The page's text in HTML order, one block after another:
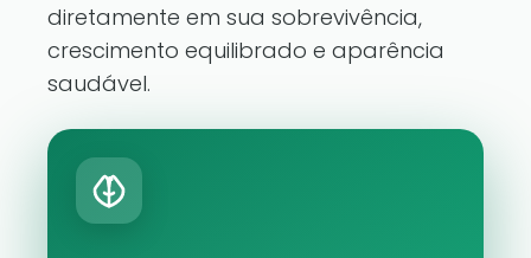
diretamente em sua sobrevivência,
crescimento equilibrado e aparência
saudável.